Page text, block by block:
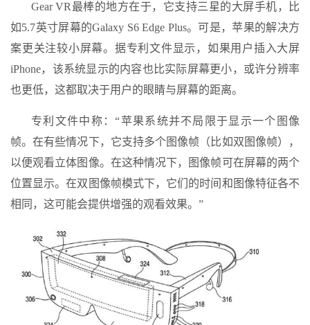
Gear VR最棒的地方在于，它支持三星的大屏手机，比
如5.7英寸屏幕的Galaxy S6 Edge Plus。可是，苹果的解决方
案更关注较小屏幕。据专利文件显示，如果用户插入大屏
iPhone，该系统显示的内容也比实际屏幕更小，或许分辨率
也更低，这都取决于用户的眼睛与屏幕的距离。
专利文件中称：“苹果系统并不局限于显示一个图像
帧。在有些情况下，它支持多个图像帧（比如双图像帧），
以便观看立体图像。在这种情况下，图像帧可在屏幕的两个
位置显示。在双图像帧模式下，它们的时间和图像特征各不
相同，这可能会提供增强的观看效果。”